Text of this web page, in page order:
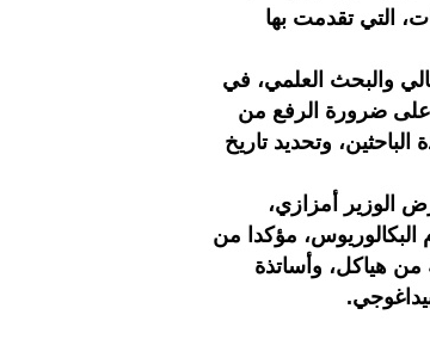
التي تقدمت بها
والبحث العلمي، في
على ضرورة الرفع من
وتحديد تاريخ
الوزير أمزازي،
البكالوريوس، مؤكدا من
هياكل، وأساتذة